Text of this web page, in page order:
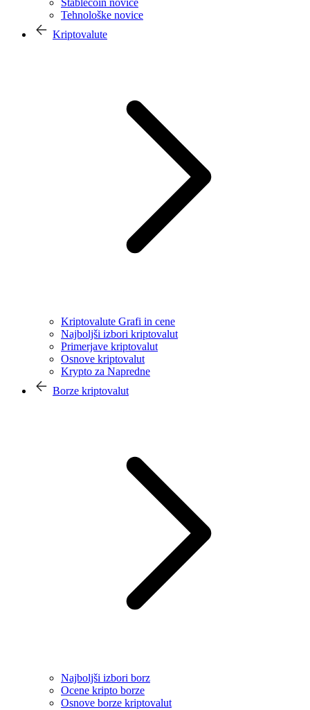
Stablecoin novice
Tehnološke novice
Kriptovalute
Kriptovalute Grafi in cene
Najboljši izbori kriptovalut
Primerjave kriptovalut
Osnove kriptovalut
Krypto za Napredne
Borze kriptovalut
Najboljši izbori borz
Ocene kripto borze
Osnove borze kriptovalut